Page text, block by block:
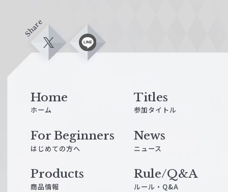
Share
X L
Home
ホーム
Titles
参加タイトル
For Beginners
はじめての方へ
News
ニュース
Products
商品情報
Rule/Q&A
ルール・Q&A